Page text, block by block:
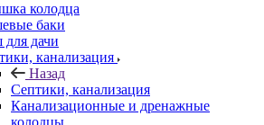
колодца
баки
дачи
канализация
Назад
Септики, канализация
Канализационные и дренажные
колодцы